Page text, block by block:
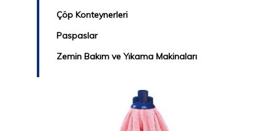
Çöp Konteynerleri
Paspaslar
Zemin Bakım ve Yıkama Makinaları